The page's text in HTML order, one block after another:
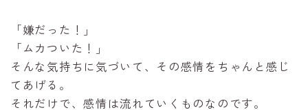
「嫌だった！」
「ムカついた！」
そんな気持ちに気づいて、その感情をちゃんと感じ
てあげる。
それだけで、感情は流れていくものなのです。